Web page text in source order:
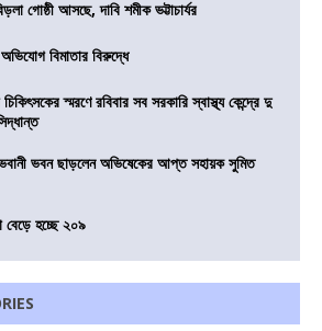
গোষ্ঠী আসছে, দাবি শমীক ভট্টাচার্যর
বিমাতার বিরুদ্ধে
স্মরণে রবিবার সব সরকারি স্বাস্থ্য কেন্দ্রে দু
ভবানী ভবন ছাড়লেন অভিষেকের আপ্ত সহায়ক সুমিত
বেড়ে হচ্ছে ২০৯